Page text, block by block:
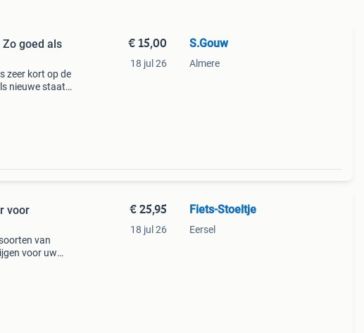
goed als
zeer kort op de
nieuwe staat.
€ 15,00
18 jul 26
S.Gouw
Almere
voor
van
voor uw
€ 25,95
18 jul 26
Fiets-Stoeltje
Eersel